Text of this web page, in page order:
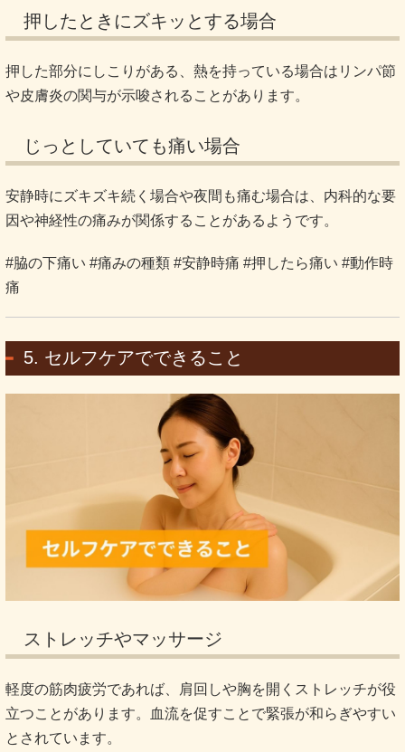
押したときにズキッとする場合
押した部分にしこりがある、熱を持っている場合はリンパ節
や皮膚炎の関与が示唆されることがあります。
じっとしていても痛い場合
安静時にズキズキ続く場合や夜間も痛む場合は、内科的な要
因や神経性の痛みが関係することがあるようです。
#脇の下痛い #痛みの種類 #安静時痛 #押したら痛い #動作時
痛
5. セルフケアでできること
ストレッチやマッサージ
軽度の筋肉疲労であれば、肩回しや胸を開くストレッチが役
立つことがあります。血流を促すことで緊張が和らぎやすい
とされています。